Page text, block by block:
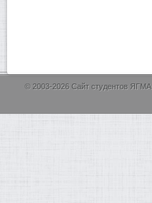
© 2003-2026 Сайт студентов ЯГМА